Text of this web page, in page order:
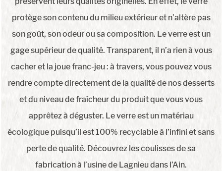
protège son contenu du milieu extérieur et n’altère pas
son goût, son odeur ou sa composition. Le verre est un
gage supérieur de qualité. Transparent, il n’a rien à vous
cacher et la joue franc-jeu : à travers, vous pouvez vous
rendre compte directement de la qualité de nos desserts
et du niveau de fraîcheur du produit que vous vous
apprêtez à déguster. Le verre est un matériau
écologique puisqu’il est 100% recyclable à l’infini et sans
perte de qualité. Découvrez les coulisses de sa
fabrication à l’usine de Lagnieu dans l’Ain.